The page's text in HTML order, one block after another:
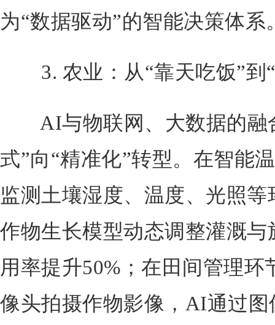
为“数据驱动”的智能决策体系
3. 农业：从“靠天吃饭”到“
AI与物联网、大数据的融
式”向“精准化”转型。在智能
监测土壤湿度、温度、光照
作物生长模型动态调整灌溉
用率提升50%；在田间管理
像头拍摄作物影像，AI通过